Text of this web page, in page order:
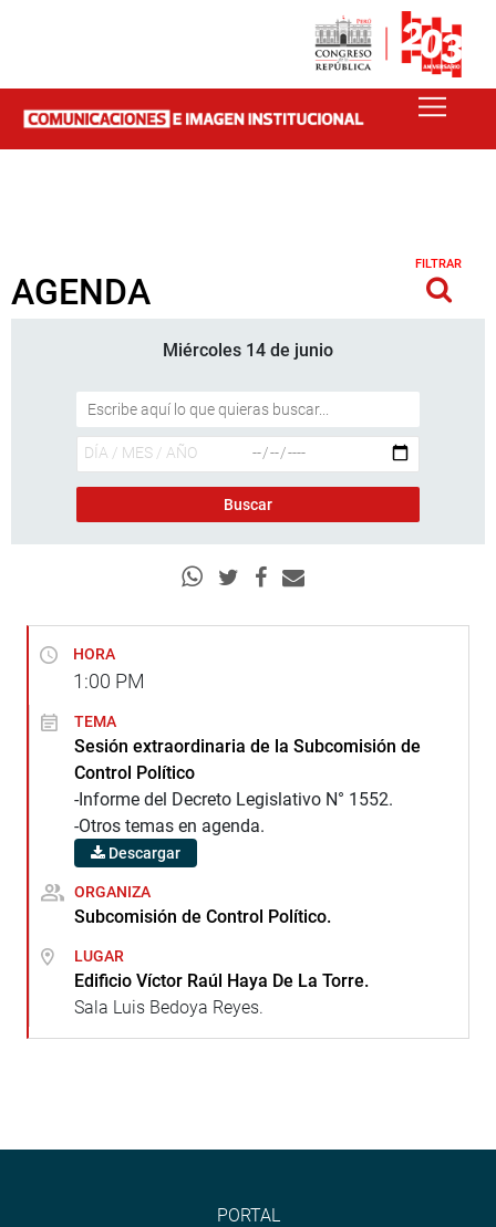
AGENDA
FILTRAR
Miércoles 14 de junio
HORA
1:00 PM
TEMA
Sesión extraordinaria de la Subcomisión de
Control Político
-Informe del Decreto Legislativo N° 1552.
-Otros temas en agenda.
Descargar
ORGANIZA
Subcomisión de Control Político.
LUGAR
Edificio Víctor Raúl Haya De La Torre.
Sala Luis Bedoya Reyes.
PORTAL